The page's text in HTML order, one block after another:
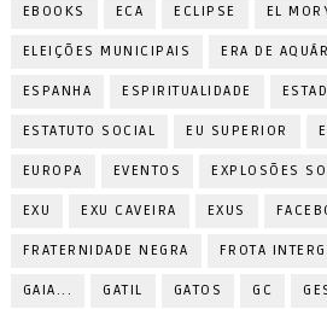
EBOOKS ECA ECLIPSE EL
ELEIÇÕES MUNICIPAIS ERA DE
ESPANHA ESPIRITUALIDADE
ESTATUTO SOCIAL EU SUPERIOR
EUROPA EVENTOS EXPLOSÕES
EXU EXU CAVEIRA EXUS
FRATERNIDADE NEGRA FROTA
GAIA... GATIL GATOS GC